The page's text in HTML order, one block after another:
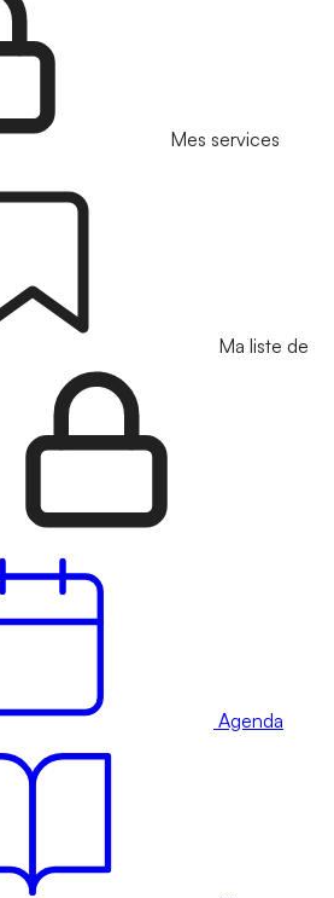
Mes services
Ma liste de
Agenda